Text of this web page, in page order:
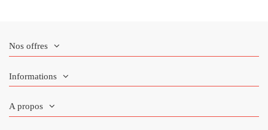
Nos offres
Informations
A propos